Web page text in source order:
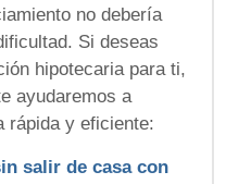
no debería
Si deseas
hipotecaria para ti,
ayudaremos a
rápida y eficiente:
salir de casa con